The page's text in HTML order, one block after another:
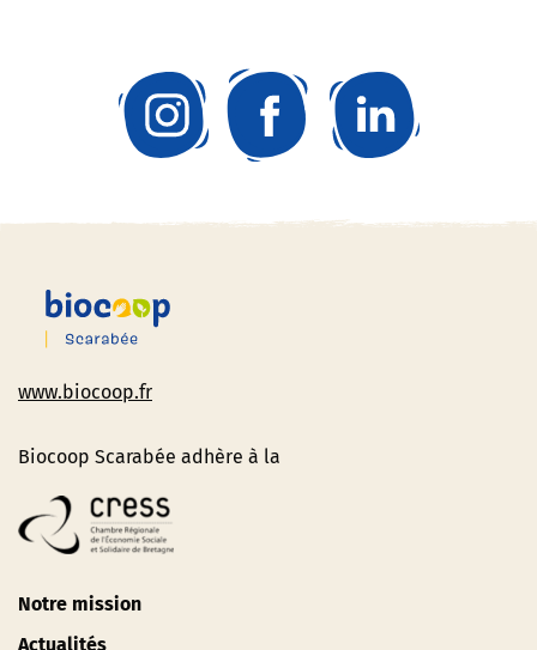
www.biocoop.fr
Biocoop Scarabée adhère à la
Notre mission
Actualités